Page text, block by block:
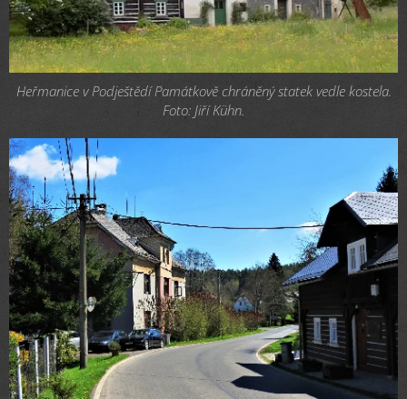
Heřmanice v Podještědí Památkově chráněný statek vedle kostela.
Foto: Jiří Kühn.